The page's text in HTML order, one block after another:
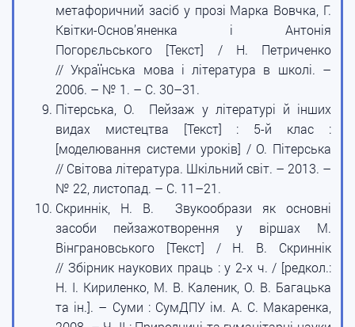
метафоричний засіб у прозі Марка Вовчка, Г.
Квітки-Основ’яненка і Антонія
Погорєльського [Текст] / Н. Петриченко
// Українська мова і література в школі. –
2006. – № 1. – С. 30–31.
Пітерська, О. Пейзаж у літературі й інших
видах мистецтва [Текст] : 5-й клас :
[моделювання системи уроків] / О. Пітерська
// Світова література. Шкільний світ. – 2013. –
№ 22, листопад. – С. 11–21.
Скриннік, Н. В. Звукообрази як основні
засоби пейзажотворення у віршах М.
Вінграновського [Текст] / Н. В. Скриннік
// Збірник наукових праць : у 2-х ч. / [редкол.:
Н. І. Кириленко, М. В. Каленик, О. В. Багацька
та ін.]. – Суми : СумДПУ ім. А. С. Макаренка,